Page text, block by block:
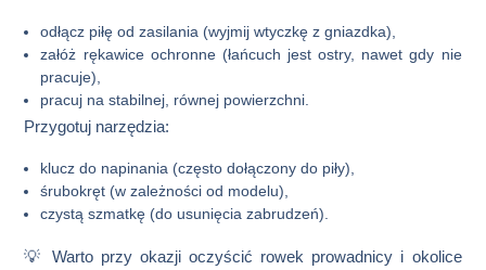
odłącz piłę od zasilania (wyjmij wtyczkę z gniazdka),
załóż rękawice ochronne (łańcuch jest ostry, nawet gdy nie
pracuje),
pracuj na stabilnej, równej powierzchni.
Przygotuj narzędzia:
klucz do napinania (często dołączony do piły),
śrubokręt (w zależności od modelu),
czystą szmatkę (do usunięcia zabrudzeń).
💡 Warto przy okazji oczyścić rowek prowadnicy i okolice